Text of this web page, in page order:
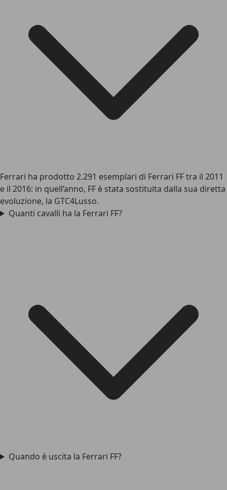
Ferrari ha prodotto 2.291 esemplari di Ferrari FF tra il 2011
e il 2016: in quell’anno, FF è stata sostituita dalla sua diretta
evoluzione, la GTC4Lusso.
Quanti cavalli ha la Ferrari FF?
Quando è uscita la Ferrari FF?